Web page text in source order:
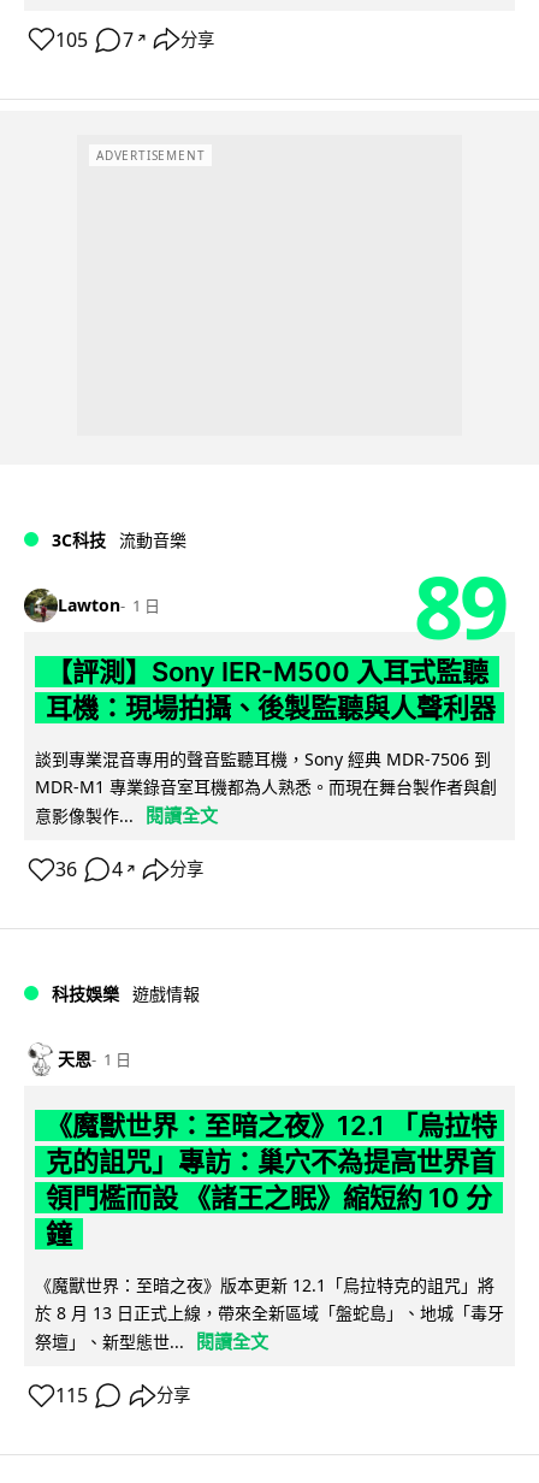
105 7 ↗ 分享
ADVERTISEMENT
3C科技 流動音樂
Lawton 1 日 89
【評測】Sony IER-M500 入耳式監聽
耳機：現場拍攝、後製監聽與人聲利器
談到專業混音專用的聲音監聽耳機，Sony 經典 MDR-7506 到
MDR-M1 專業錄音室耳機都為人熟悉。而現在舞台製作者與創
意影像製作...
閱讀全文
36 4 ↗ 分享
科技娛樂 遊戲情報
天恩 1 日
《魔獸世界：至暗之夜》12.1 「烏拉特
克的詛咒」專訪：巢穴不為提高世界首
領門檻而設 《諸王之眠》縮短約 10 分
鐘
《魔獸世界：至暗之夜》版本更新 12.1「烏拉特克的詛咒」將
於 8 月 13 日正式上線，帶來全新區域「盤蛇島」、地城「毒牙
祭壇」、新型態世...
閱讀全文
115 分享